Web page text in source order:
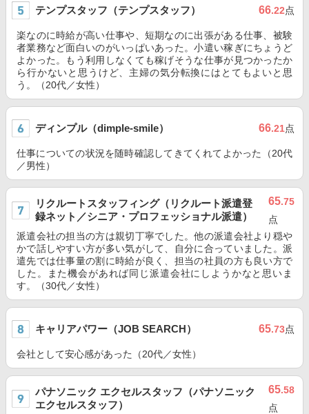
テンプスタッフ（テンプスタッフ） 66.22点
楽なのに時給が高い仕事や、短期なのに出張がある仕事、被験
者業務など面白いのがいっぱいあった。小遣い稼ぎにちょうど
よかった。もう利用しなくても稼げそうな仕事が見つかったか
ら行かないと思うけど、主婦の気分転換にはとてもよいと思
う。（20代／女性）
ディンプル（dimple-smile） 66.21点
仕事についての状況を随時確認してきてくれてよかった（20代
／男性）
リクルートスタッフィング（リクルート派遣登
録ネット／シニア・プロフェッショナル派遣）
65.75
点
派遣会社の担当の方は親切丁寧でした。他の派遣会社より穏や
かで話しやすい方が多い気がして、自分に合っていました。派
遣先では仕事量の割に時給が良く、担当の社員の方も良い方で
した。また機会があれば同じ派遣会社にしようかなと思いま
す。（30代／女性）
キャリアパワー（JOB SEARCH） 65.73点
会社として安心感があった（20代／女性）
パナソニック エクセルスタッフ（パナソニック
エクセルスタッフ）
65.58
点